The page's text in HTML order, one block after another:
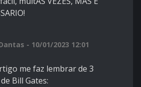
- 10/01/2023 12:01
me faz lembrar de 3
Bill Gates: